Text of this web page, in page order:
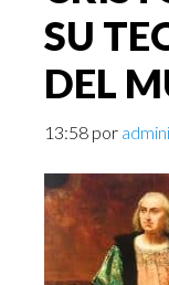
SU
DEL
13:58 por